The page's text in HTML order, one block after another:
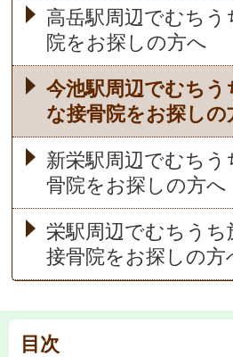
高岳駅周辺でむちう
院をお探しの方へ
今池駅周辺でむちう
な接骨院をお探しの
新栄駅周辺でむちう
骨院をお探しの方へ
栄駅周辺でむちうち
接骨院をお探しの方
目次